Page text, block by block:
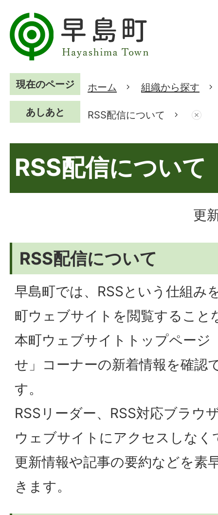
現在のページ ホーム 組織から探す
あしあと RSS配信について
RSS配信について
更
RSS配信について
早島町では、RSSという仕組み
町ウェブサイトを閲覧すること
本町ウェブサイトトップページ
せ」コーナーの新着情報を確認
す。
RSSリーダー、RSS対応ブラウ
ウェブサイトにアクセスしなく
更新情報や記事の要約などを素
きます。